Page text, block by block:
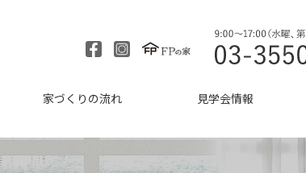
家づくりの流れ 見学会情報